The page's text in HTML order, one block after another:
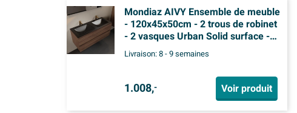
Mondiaz AIVY Ensemble de meuble
- 120x45x50cm - 2 trous de robinet
- 2 vasques Urban Solid surface -
Gauche et droite - 2 tiroirs - sans
miroir - Melamine Mocha
Livraison:8 - 9 semaines
1.008,- Voir produit